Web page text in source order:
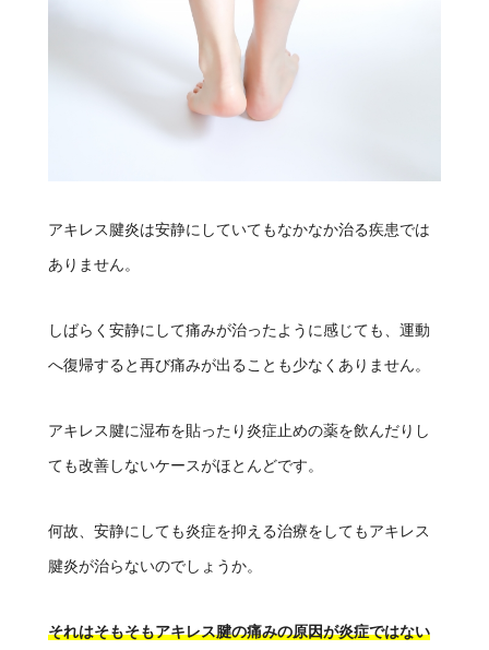
アキレス腱炎は安静にしていてもなかなか治る疾患では
ありません。
しばらく安静にして痛みが治ったように感じても、運動
へ復帰すると再び痛みが出ることも少なくありません。
アキレス腱に湿布を貼ったり炎症止めの薬を飲んだりし
ても改善しないケースがほとんどです。
何故、安静にしても炎症を抑える治療をしてもアキレス
腱炎が治らないのでしょうか。
それはそもそもアキレス腱の痛みの原因が炎症ではない